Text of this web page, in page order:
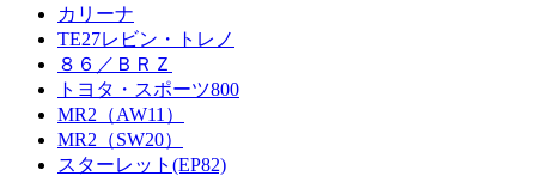
カリーナ
TE27レビン・トレノ
８６／ＢＲＺ
トヨタ・スポーツ800
MR2（AW11）
MR2（SW20）
スターレット(EP82)